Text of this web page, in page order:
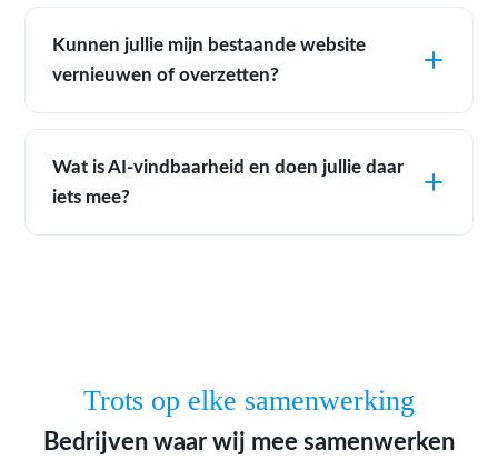
Kunnen jullie mijn bestaande website
vernieuwen of overzetten?
Wat is AI-vindbaarheid en doen jullie daar
iets mee?
Trots op elke samenwerking
Bedrijven waar wij mee samenwerken